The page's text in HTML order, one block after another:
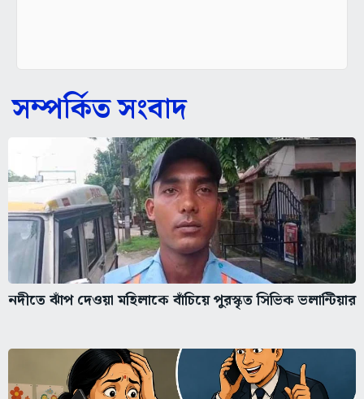
সম্পর্কিত সংবাদ
নদীতে ঝাঁপ দেওয়া মহিলাকে বাঁচিয়ে পুরস্কৃত সিভিক ভলান্টিয়ার